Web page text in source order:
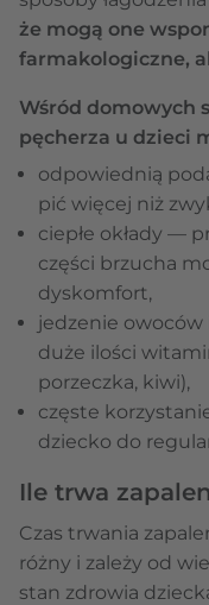
że mogą one
farmakologiczne,
Wśród domowych
pęcherza u dzieci
odpowiednią
pić więcej niż
ciepłe okłady —
części brzucha
dyskomfort,
jedzenie owoców
duże ilości
porzeczka, kiwi),
częste
dziecko do
Ile trwa
Czas trwania
różny i zależy od
stan zdrowia